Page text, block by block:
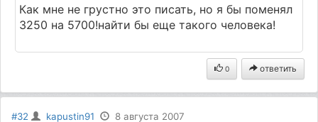
Как мне не грустно это писать, но я бы поменял
3250 на 5700!найти бы еще такого человека!
0 ответить
#32 kapustin91 8 августа 2007